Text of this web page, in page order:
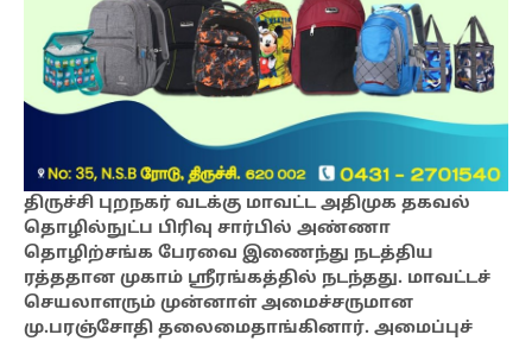
திருச்சி புறநகர் வடக்கு மாவட்ட அதிமுக தகவல்
தொழில்நுட்ப பிரிவு சார்பில் அண்ணா
தொழிற்சங்க பேரவை இணைந்து நடத்திய
ரத்ததான முகாம் ஸ்ரீரங்கத்தில் நடந்தது. மாவட்டச்
செயலாளரும் முன்னாள் அமைச்சருமான
மு.பரஞ்சோதி தலைமைதாங்கினார். அமைப்புச்